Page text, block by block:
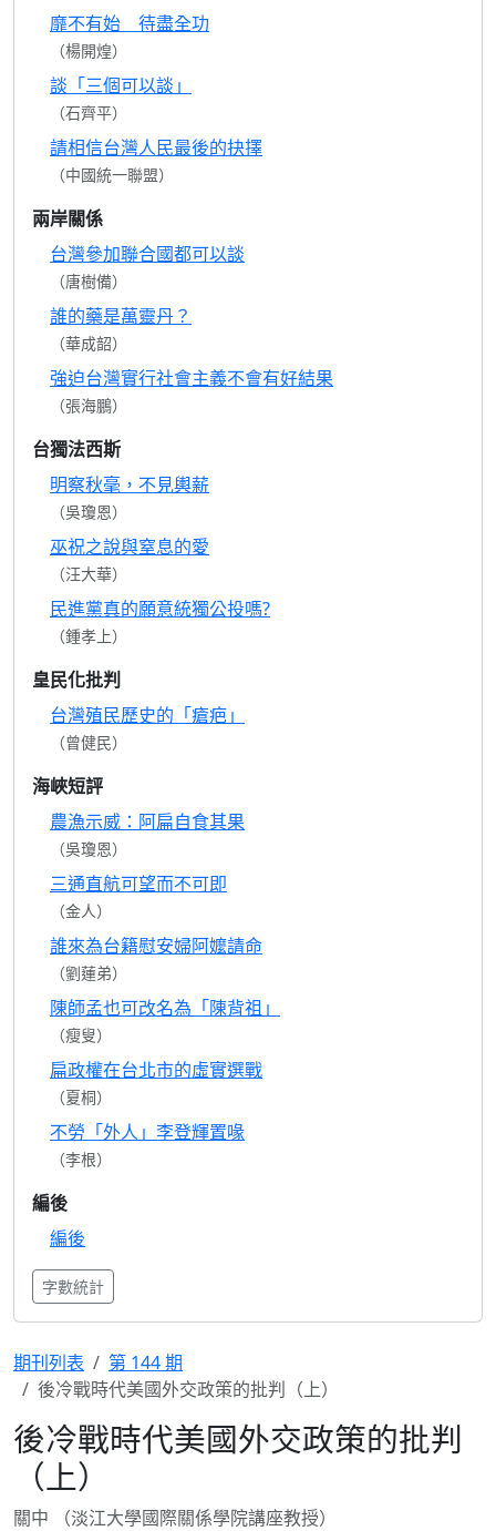
靡不有始 待盡全功
（楊開煌）
談「三個可以談」
（石齊平）
請相信台灣人民最後的抉擇
（中國統一聯盟）
兩岸關係
台灣參加聯合國都可以談
（唐樹備）
誰的藥是萬靈丹？
（華成韶）
強迫台灣實行社會主義不會有好結果
（張海鵬）
台獨法西斯
明察秋毫，不見輿薪
（吳瓊恩）
巫祝之說與窒息的愛
（汪大華）
民進黨真的願意統獨公投嗎?
（鍾孝上）
皇民化批判
台灣殖民歷史的「瘡疤」
（曾健民）
海峽短評
農漁示威：阿扁自食其果
（吳瓊恩）
三通直航可望而不可即
（金人）
誰來為台籍慰安婦阿嬤請命
（劉蓮弟）
陳師孟也可改名為「陳背祖」
（瘦叟）
扁政權在台北市的虛實選戰
（夏桐）
不勞「外人」李登輝置喙
（李根）
編後
編後
字數統計
期刊列表
第 144 期
後冷戰時代美國外交政策的批判（上）
後冷戰時代美國外交政策的批判
（上）
關中 （淡江大學國際關係學院講座教授）